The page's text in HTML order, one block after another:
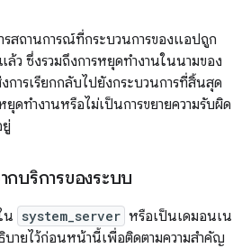
รสถานการณ์ที่กระบวนการของแอปถูก
ว ซึ่งรวมถึงการหยุดทำงานในนามของ
การเรียกกลับไปยังกระบวนการที่สิ้นสุด
ดทำงานหรือไม่เป็นการขยายความรับผิด
กบริการของระบบ
น system_server หรือเป็นเดมอนเน
บายไว้ก่อนหน้านี้เพื่อติดตามความสำคัญ